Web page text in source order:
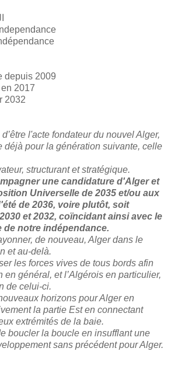
depuis 2009
2017
2032
l'acte fondateur du nouvel Alger,
déjà pour la génération suivante, celle
structurant et stratégique.
une candidature d'Alger et
Universelle de 2035 et/ou aux
de 2036, voire plutôt, soit
et 2032, coïncidant ainsi avec le
de notre indépendance.
de nouveau, Alger dans le
et au-delà.
les forces vives de tous bords afin
général, et l’Algérois en particulier,
de celui-ci.
horizons pour Alger en
la partie Est en connectant
extrémités de la baie.
boucler la boucle en insufflant une
sans précédent pour Alger.